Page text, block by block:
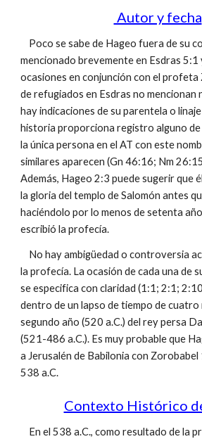
Autor y fecha
Poco se sabe de Hageo fuera de su
mencionado brevemente en Esdras 5:1
ocasiones en conjunción con el profeta
de refugiados en Esdras no mencionan
hay indicaciones de su parentela o
historia proporciona registro alguno de
la única persona en el AT con este
similares aparecen (Gn 46:16; Nm
Además, Hageo 2:3 puede sugerir que
la gloria del templo de Salomón antes
haciéndolo por lo menos de setenta
escribió la profecía.
No hay ambigüedad o controversia
la profecía. La ocasión de cada una de
se especifica con claridad (1:1; 2:1;
dentro de un lapso de tiempo de cuatro
segundo año (520 a.C.) del rey persa
(521-486 a.C.). Es muy probable que
a Jerusalén de Babilonia con Zorobabel
538 a.C.
Contexto Histórico
En el 538 a.C., como resultado de la